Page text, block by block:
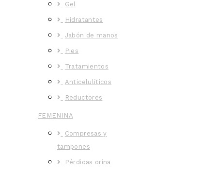
Gel
Hidratantes
Jabón de manos
Pies
Tratamientos
Anticelulíticos
Reductores
FEMENINA
Compresas y
tampones
Pérdidas orina